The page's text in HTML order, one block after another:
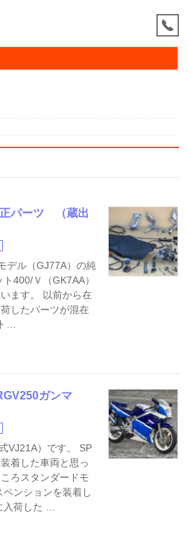
パーツ （蔵出
デル（GJ77A）の純
400/Ｖ（GK7AA）
ます。 以前から在
したパーツが混在
…
ガンマ
VJ21A）です。 SP
着した車両と思っ
ろスタンダードモ
ンションを装着し
入荷した …